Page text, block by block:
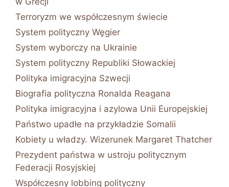
Terroryzm we współczesnym świecie
System polityczny Węgier
System wyborczy na Ukrainie
System polityczny Republiki Słowackiej
Polityka imigracyjna Szwecji
Biografia polityczna Ronalda Reagana
Polityka imigracyjna i azylowa Unii Europejskiej
Państwo upadłe na przykładzie Somalii
Kobiety u władzy. Wizerunek Margaret Thatcher
Prezydent państwa w ustroju politycznym
Federacji Rosyjskiej
Współczesny lobbing polityczny